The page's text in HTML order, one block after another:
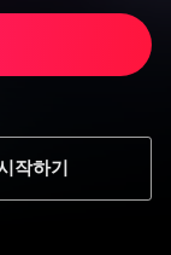
작하기